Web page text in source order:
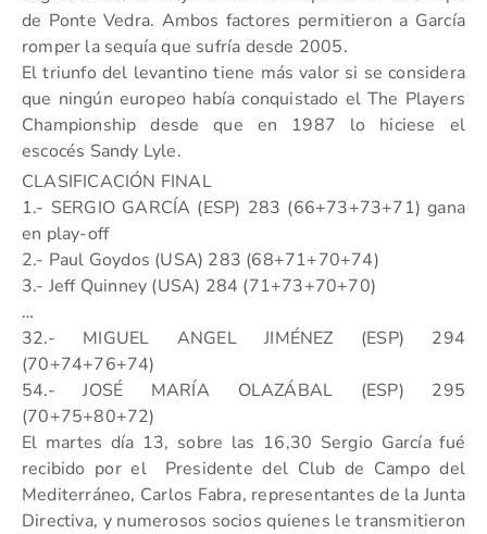
de Ponte Vedra. Ambos factores permitieron a García
romper la sequía que sufría desde 2005.
El triunfo del levantino tiene más valor si se considera
que ningún europeo había conquistado el The Players
Championship desde que en 1987 lo hiciese el
escocés Sandy Lyle.
CLASIFICACIÓN FINAL
1.- SERGIO GARCÍA (ESP) 283 (66+73+73+71) gana
en play-off
2.- Paul Goydos (USA) 283 (68+71+70+74)
3.- Jeff Quinney (USA) 284 (71+73+70+70)
…
32.- MIGUEL ANGEL JIMÉNEZ (ESP) 294
(70+74+76+74)
54.- JOSÉ MARÍA OLAZÁBAL (ESP) 295
(70+75+80+72)
El martes día 13, sobre las 16,30 Sergio García fué
recibido por el Presidente del Club de Campo del
Mediterráneo, Carlos Fabra, representantes de la Junta
Directiva, y numerosos socios quienes le transmitieron